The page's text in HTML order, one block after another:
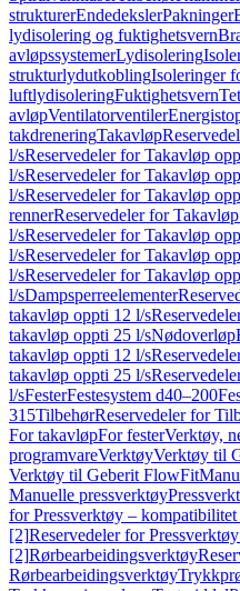
strukturerEndedekslerPakninger
lydisolering og fuktighetsvern
avløpssystemerLydisolering
strukturlydutkoblingIsoleringer
luftlydisoleringFuktighetsvern
avløpVentilatorventiler
takdreneringTakavløp
l/sReservedeler for Takavløp
l/sReservedeler for Takavløp
l/sReservedeler for Takavløp
rennerReservedeler for
l/sReservedeler for Takavløp
l/sReservedeler for Takavløp
l/sReservedeler for Takavløp
l/sDampsperreelementer
takavløp oppti 12 l/s
takavløp oppti 25 l/sNødoverløp
takavløp oppti 12 l/s
takavløp oppti 25 l/s
l/sFesterFestesystem d40–200
315TilbehørReservedeler for
For takavløpFor festerVerktøy,
programvareVerktøyVerktøy til
Verktøy til Geberit FlowFit
Manuelle pressverktøy
for Pressverktøy –
[2]Reservedeler for
[2]Rørbearbeidingsverktøy
Rørbearbeidingsverktøy